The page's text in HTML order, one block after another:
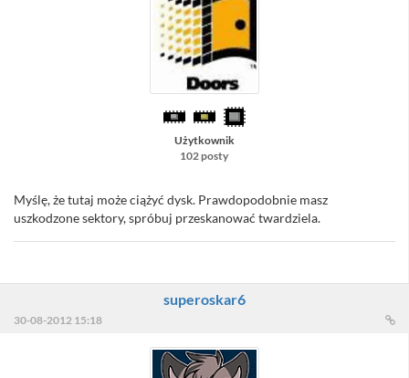
Użytkownik
102 posty
Myślę, że tutaj może ciążyć dysk. Prawdopodobnie masz
uszkodzone sektory, spróbuj przeskanować twardziela.
superoskar6
30-08-2012 15:18